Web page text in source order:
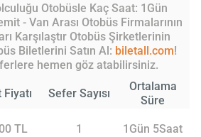
Otobüsle Kaç Saat: 1Gün
- Van Arası Otobüs Firmalarının
Karşılaştır Otobüs Şirketlerinin
Biletlerini Satın Al: biletall.com!
hemen göz atabilirsiniz.
Fiyatı Sefer Sayısı
Ortalama
Süre
TL 1 1Gün 5Saat